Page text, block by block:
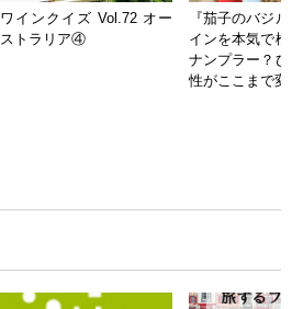
ワインクイズ Vol.72 オー
ストラリア④
『茄子のバジ
インを本気で
ナンプラー？
性がここまで